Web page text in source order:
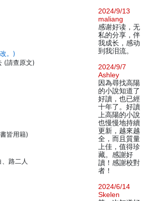
。)
(請查原文)
皆用籍)
路二人
2024/9/13
maliang
感谢好读，无
私的分享，伴
我成长，感动
到我泪流。
2024/9/7
Ashley
因為尋找高陽
的小說知道了
好讀，也已經
十年了。好讀
上高陽的小說
也慢慢地持續
更新，越來越
全，而且質量
上佳，值得珍
藏。感謝好
讀！感謝校對
者！
2024/6/14
Skelen